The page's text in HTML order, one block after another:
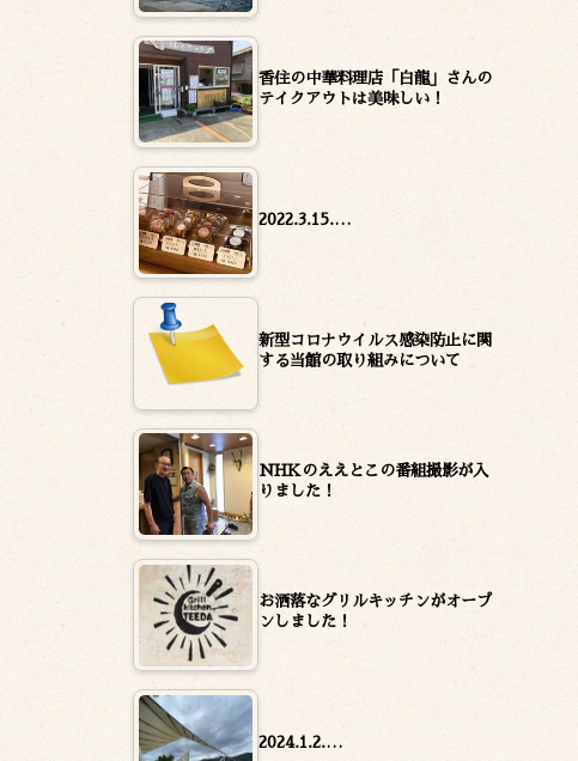
香住の中華料理店「白龍」さんの
テイクアウトは美味しい！
2022.3.15.…
新型コロナウイルス感染防止に関
する当館の取り組みについて
NHKのええとこの番組撮影が入
りました！
お洒落なグリルキッチンがオープ
ンしました！
2024.1.2.…